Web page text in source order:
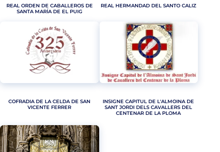
REAL ORDEN DE CABALLEROS DE
SANTA MARÍA DE EL PUIG
REAL HERMANDAD DEL SANTO CALIZ
COFRADIA DE LA CELDA DE SAN
VICENTE FERRER
INSIGNE CAPITUL DE L'ALMOINA DE
SANT JORDI DELS CAVALLERS DEL
CENTENAR DE LA PLOMA